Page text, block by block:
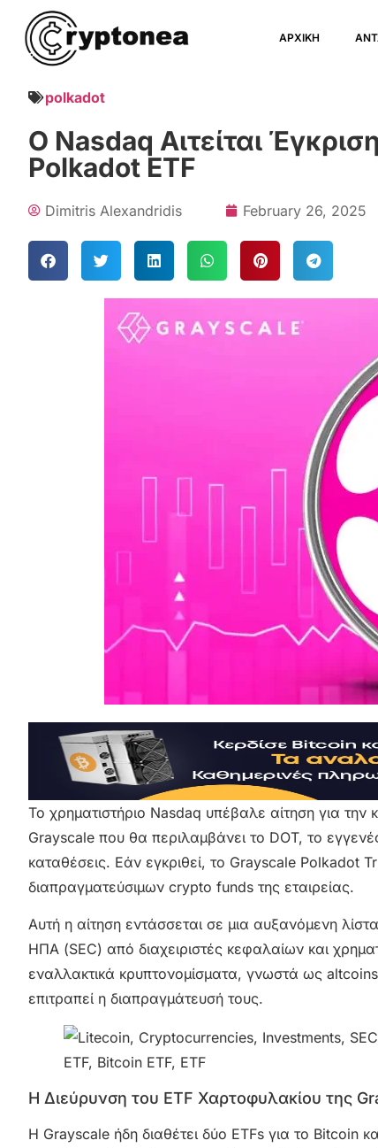
ΑΡΧΙΚΗ
polkadot
Ο Nasdaq Αιτείται
Polkadot ETF
Dimitris Alexandridis February 26, 2025
Το χρηματιστήριο Nasdaq υπέβαλε αίτηση για
Grayscale που θα περιλαμβάνει το DOT, το
καταθέσεις. Εάν εγκριθεί, το Grayscale Polkadot
διαπραγματεύσιμων crypto funds της εταιρείας.
Αυτή η αίτηση εντάσσεται σε μια αυξανόμενη
ΗΠΑ (SEC) από διαχειριστές κεφαλαίων και
εναλλακτικά κρυπτονομίσματα, γνωστά ως altcoins.
επιτραπεί η διαπραγμάτευσή τους.
Η Διεύρυνση του ETF Χαρτοφυλακίου της
Η Grayscale ήδη διαθέτει δύο ETFs για το Bitcoin